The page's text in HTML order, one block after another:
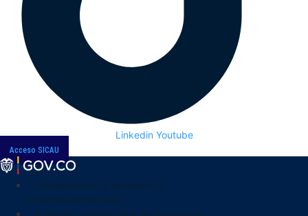
Linkedin Youtube
Acceso SICAU